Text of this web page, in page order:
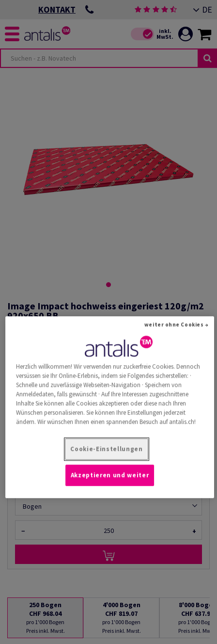
KONTAKT DE
Image Impact hochweiss eingeriest 120g/m2
920x650 BB
Image, Impact, hochweiss, holzfrei ECF, 120g/m2, 920mm x 650mm,
BB, Paket zu 250 Bogen/Blatt, FSC Mix Credit
Weitere Produktinformationen
Produkt weiterempfehlen
Katalogpreis inkl. MwSt.
CHF 968.04 34.10% Rabatt
LIEFERBAR AB 10/08/2026
Bogen
− +
250 Bogen
CHF 968.04
pro 1'000 Bogen
Preis inkl. Mwst.
4'000 Bogen
CHF 819.07
pro 1'000 Bogen
Preis inkl. Mwst.
8'000 Bogen
CHF 637.90
pro 1'000 Bogen
Preis inkl. Mwst.
Herzlich willkommen! Wir verwenden nur zuckerfreie Cookies. Dennoch
versüssen sie Ihr Online-Erlebnis, indem sie Folgendes sicherstellen: ·
Schnelle und zuverlässige Webseiten-Navigation · Speichern von
Anmeldedaten, falls gewünscht · Auf Ihre Interessen zugeschnittene
Inhalte Sie können alle Cookies akzeptieren oder diese nach Ihren
Wünschen personalisieren. Sie können Ihre Einstellungen jederzeit
ändern. Wir wünschen Ihnen einen spannenden Besuch auf antalis.ch!
Cookie-Einstellungen
weiter ohne Cookies →
Akzeptieren und weiter